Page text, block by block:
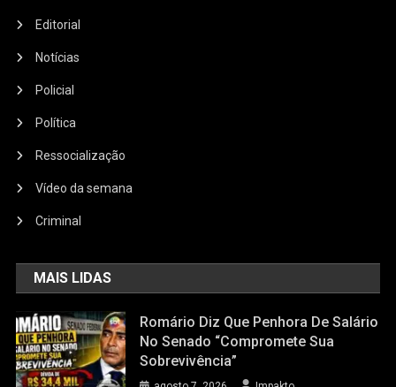
Editorial
Notícias
Policial
Política
Ressocialização
Vídeo da semana
Criminal
MAIS LIDAS
Romário Diz Que Penhora De Salário
No Senado “compromete Sua
Sobrevivência”